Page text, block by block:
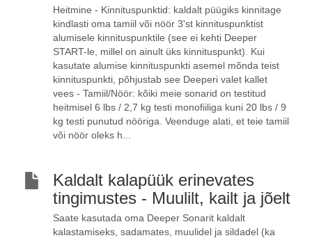
Heitmine - Kinnituspunktid: kaldalt püügiks kinnitage
kindlasti oma tamiil või nöör 3'st kinnituspunktist
alumisele kinnituspunktile (see ei kehti Deeper
START-le, millel on ainult üks kinnituspunkt). Kui
kasutate alumise kinnituspunkti asemel mõnda teist
kinnituspunkti, põhjustab see Deeperi valet kallet
vees - Tamiil/Nöör: kõiki meie sonarid on testitud
heitmisel 6 lbs / 2,7 kg testi monofiiliga kuni 20 lbs / 9
kg testi punutud nööriga. Veenduge alati, et teie tamiil
või nöör oleks h...
Kaldalt kalapüük erinevates
tingimustes - Muulilt, kailt ja jõelt
Saate kasutada oma Deeper Sonarit kaldalt
kalastamiseks, sadamates, muulidel ja sildadel (ka